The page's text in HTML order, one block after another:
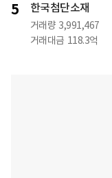
5 한국첨단소재
거래량 3,991,467
거래대금 118.3억